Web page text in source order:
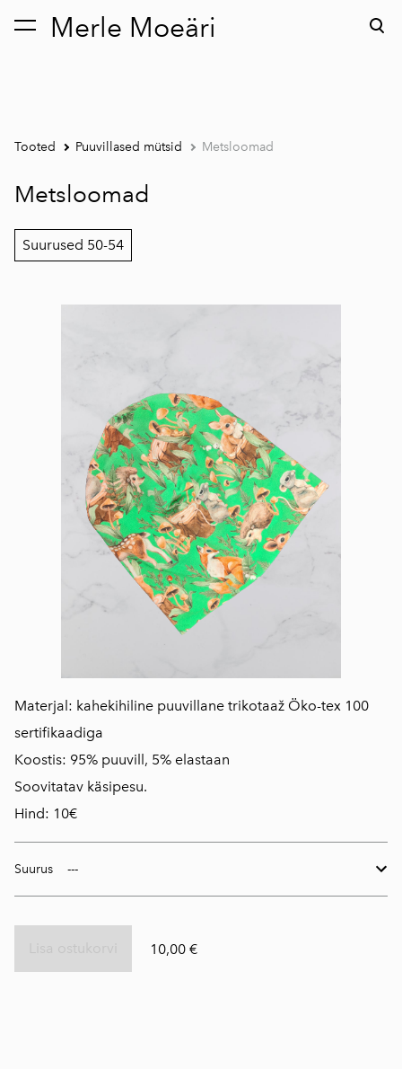
Merle Moeäri
lisati ostukorvi. Vaata ostukorvi
Tooted Puuvillased mütsid Metsloomad
Metsloomad
Suurused 50-54
Materjal: kahekihiline puuvillane trikotaaž Öko-tex 100
sertifikaadiga
Koostis: 95% puuvill, 5% elastaan
Soovitatav käsipesu.
Hind: 10€
Suurus
10,00 €